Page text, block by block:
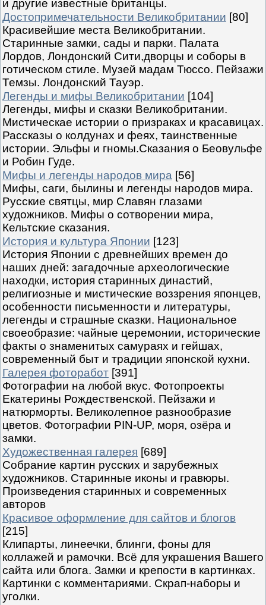
и другие известные британцы.
Достопримечательности Великобритании [80]
Красивейшие места Великобритании.
Старинные замки, сады и парки. Палата
Лордов, Лондонский Сити,дворцы и соборы в
готическом стиле. Музей мадам Тюссо. Пейзажи
Темзы. Лондонский Тауэр.
Легенды и мифы Великобритании [104]
Легенды, мифы и сказки Великобритании.
Мистическае истории о призраках и красавицах.
Рассказы о колдунах и феях, таинственные
истории. Эльфы и гномы.Сказания о Беовульфе
и Робин Гуде.
Мифы и легенды народов мира [56]
Мифы, саги, былины и легенды народов мира.
Русские святцы, мир Славян глазами
художников. Мифы о сотворении мира,
Кельтские сказания.
История и культура Японии [123]
История Японии с древнейших времен до
наших дней: загадочные археологические
находки, история старинных династий,
религиозные и мистические воззрения японцев,
особенности письменности и литературы,
легенды и страшные сказки. Национальное
своеобразие: чайные церемонии, исторические
факты о знаменитых самураях и гейшах,
современный быт и традиции японской кухни.
Галерея фоторабот [391]
Фотографии на любой вкус. Фотопроекты
Екатерины Рождественской. Пейзажи и
натюрморты. Великолепное разнообразие
цветов. Фотографии PIN-UP, моря, озёра и
замки.
Художественная галерея [689]
Собрание картин русских и зарубежных
художников. Старинные иконы и гравюры.
Произведения старинных и современных
авторов
Красивое оформление для сайтов и блогов
[215]
Клипарты, линеечки, блинги, фоны для
коллажей и рамочки. Всё для украшения Вашего
сайта или блога. Замки и крепости в картинках.
Картинки с комментариями. Скрап-наборы и
уголки.